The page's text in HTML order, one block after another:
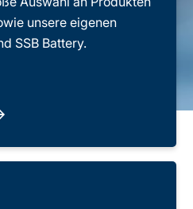
unsere eigenen
SSB Battery.